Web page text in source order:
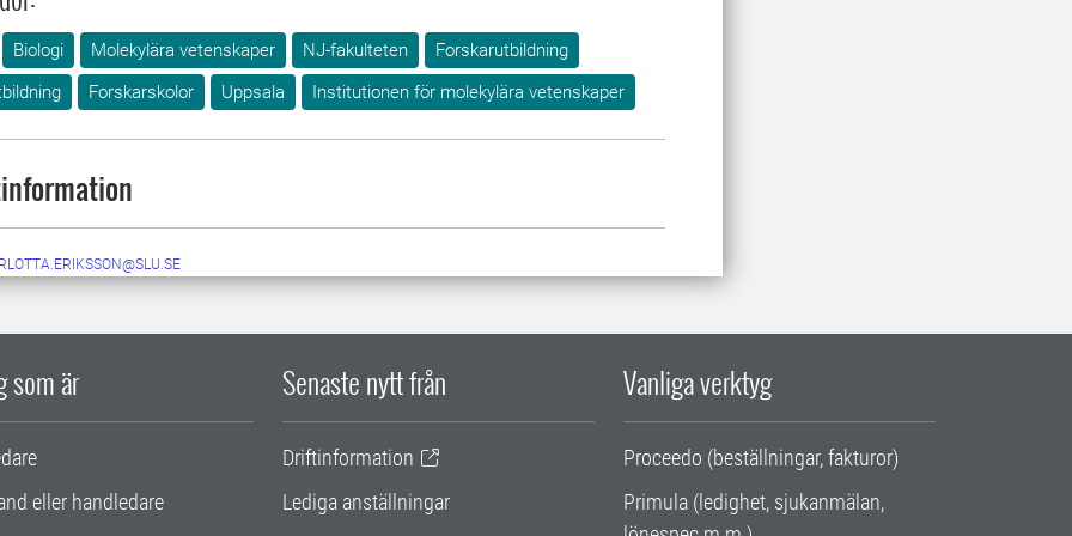
Biologi Molekylära vetenskaper NJ-fakulteten
Forskarutbildning
Forskarskolor Uppsala Institutionen för molekylära vetenskaper
som är
eller handledare
Senaste nytt från
Driftinformation
Lediga anställningar
Vanliga verktyg
Proceedo (beställningar, fakturor)
Primula (ledighet, sjukanmälan,